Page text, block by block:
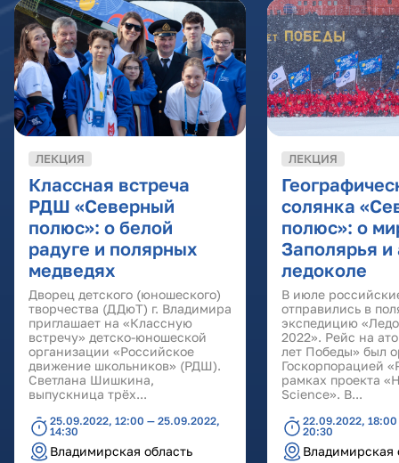
ЛЕКЦИЯ
Классная встреча
РДШ «Северный
полюс»: о белой
радуге и полярных
медведях
Дворец детского (юношеского)
творчества (ДДюТ) г. Владимира
приглашает на «Классную
встречу» детско-юношеской
организации «Российское
движение школьников» (РДШ).
Светлана Шишкина,
выпускница трëх...
25.09.2022, 12:00 — 25.09.2022,
14:30
Владимирская область
ЛЕКЦИЯ
солянка
полюс»: о
Заполярья
ледоколе
В июле
отправились в
экспедицию
2022». Рейс на
лет Победы» был
Госкорпорацией
рамках проекта
Science». В...
22.09.2022,
20:30
Владимирская